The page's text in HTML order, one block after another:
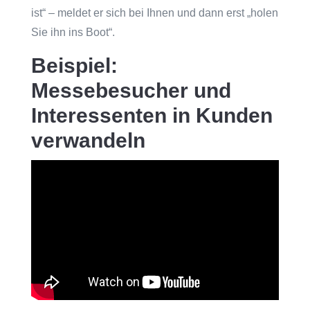
ist“ – meldet er sich bei Ihnen und dann erst „holen
Sie ihn ins Boot“.
Beispiel:
Messebesucher und
Interessenten in Kunden
verwandeln